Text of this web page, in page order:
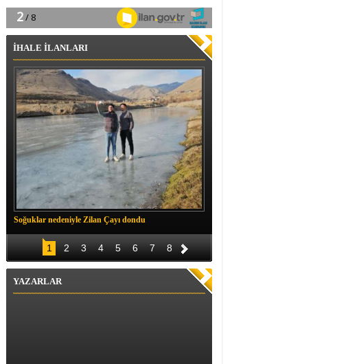
İHALE İLANLARI
Soğuklar nedeniyle Zilan Çayı dondu
1 2 3 4 5 6 7 8
YAZARLAR